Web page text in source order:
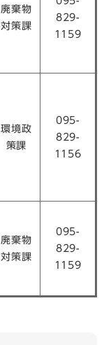
廃棄物
対策課
829-
1159
環境政
策課
095-
829-
1156
廃棄物
対策課
095-
829-
1159